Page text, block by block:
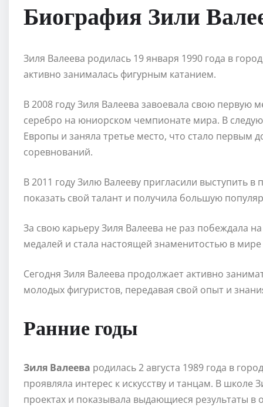
Биография Зили
Зиля Валеева родилась 19 января 1990 года в
активно занималась фигурным катанием.
В 2008 году Зиля Валеева завоевала свою
серебро на юниорском чемпионате мира. В
Европы и заняла третье место, что стало
соревнований.
В 2011 году Зилю Валееву пригласили выступить
показать свой талант и получила большую
За свою карьеру Зиля Валеева не раз побеждала
медалей и стала настоящей знаменитостью в мире
Сегодня Зиля Валеева продолжает активно
молодых фигуристов, передавая свой опыт и
Ранние годы
Зиля Валеева родилась 2 августа 1989 года в
проявляла интерес к искусству и танцам. В школе
проектах и показывала выдающиеся результаты в